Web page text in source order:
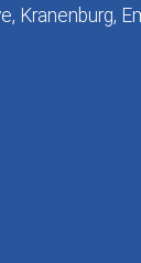
Kranenburg,